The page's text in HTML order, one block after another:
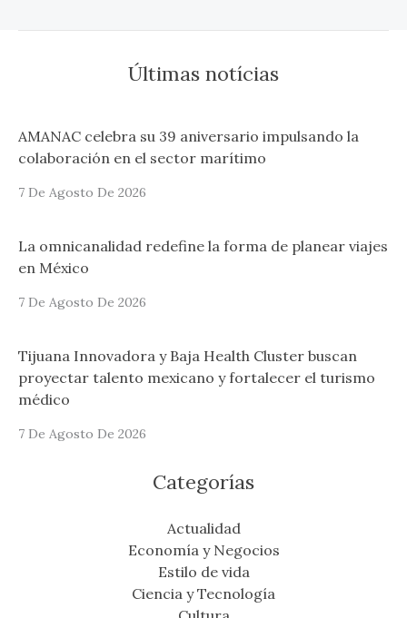
Últimas notícias
AMANAC celebra su 39 aniversario impulsando la
colaboración en el sector marítimo
7 De Agosto De 2026
La omnicanalidad redefine la forma de planear viajes
en México
7 De Agosto De 2026
Tijuana Innovadora y Baja Health Cluster buscan
proyectar talento mexicano y fortalecer el turismo
médico
7 De Agosto De 2026
Categorías
Actualidad
Economía y Negocios
Estilo de vida
Ciencia y Tecnología